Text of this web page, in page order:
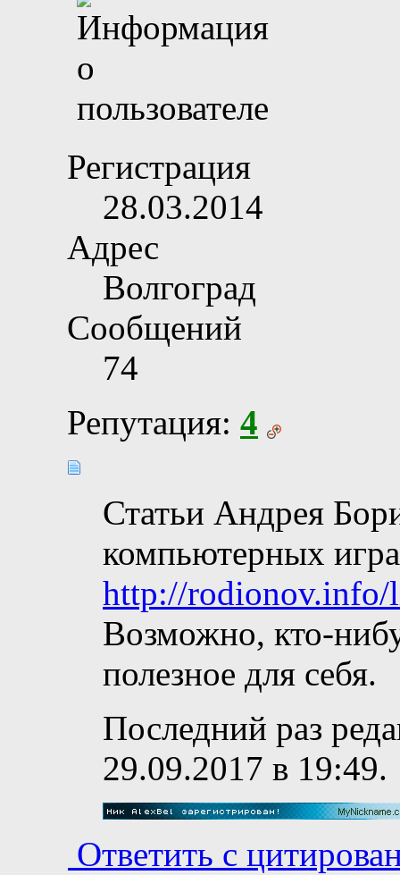
Регистрация
28.03.2014
Адрес
Волгоград
Сообщений
74
Репутация: 4
Статьи Андрея
компьютерных
http://rodionov.info/
Возможно, кто-
полезное для себя.
Последний раз
29.09.2017 в 19:49.
Ответить с